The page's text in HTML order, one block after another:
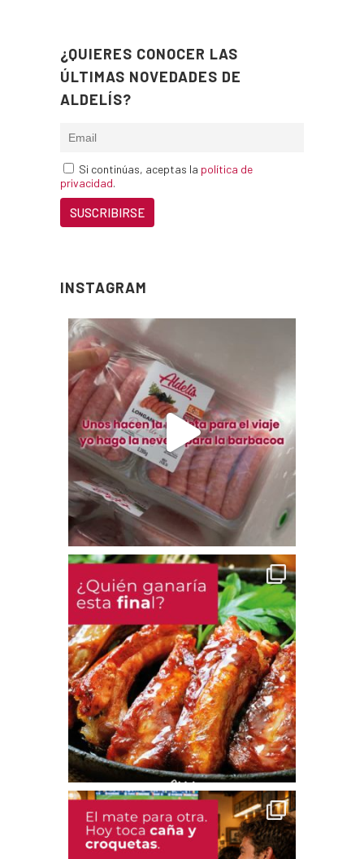
¿QUIERES CONOCER LAS
ÚLTIMAS NOVEDADES DE
ALDELÍS?
Si continúas, aceptas la política de
privacidad.
INSTAGRAM